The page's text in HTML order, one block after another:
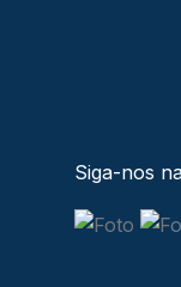
Siga-nos